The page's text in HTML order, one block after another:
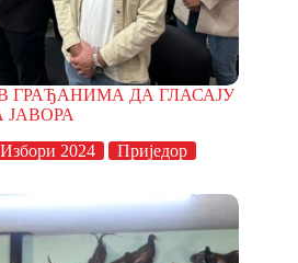
ГРАЂАНИМА ДА ГЛАСАЈУ
Избори 2024 Приједор